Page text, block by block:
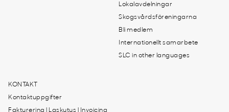
Lokalavdelningar
Skogsvårdsföreningarna
Bli medlem
Internationellt samarbete
SLC in other languages
KONTAKT
Kontaktuppgifter
Fakturering | Laskutus | Invoicing